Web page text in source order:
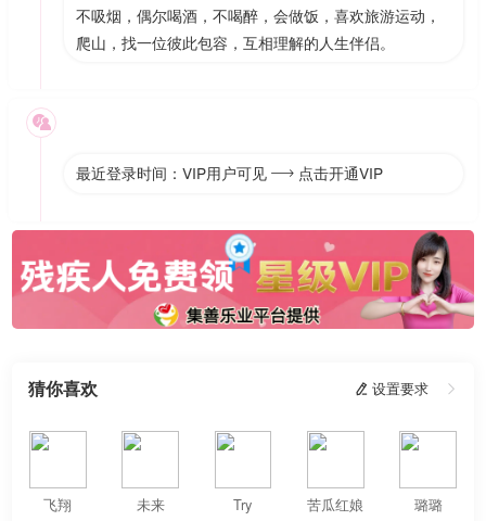
不吸烟，偶尔喝酒，不喝醉，会做饭，喜欢旅游运动，
爬山，找一位彼此包容，互相理解的人生伴侣。

最近登录时间：VIP用户可见  点击开通VIP
猜你喜欢  设置要求 
飞翔
未来
Try
苦瓜红娘
璐璐